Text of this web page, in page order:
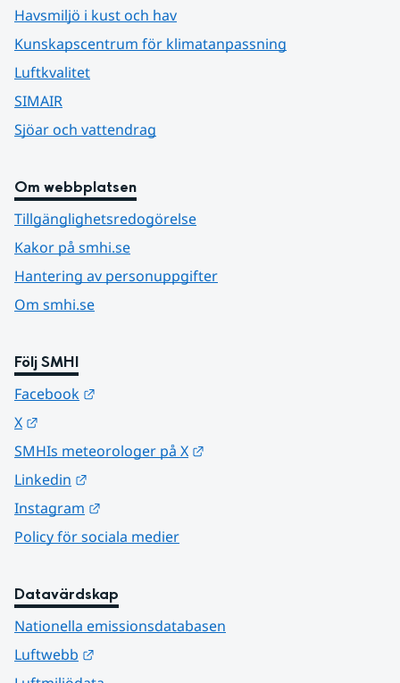
Havsmiljö i kust och hav
Kunskapscentrum för klimatanpassning
Luftkvalitet
SIMAIR
Sjöar och vattendrag
Om webbplatsen
Tillgänglighetsredogörelse
Kakor på smhi.se
Hantering av personuppgifter
Om smhi.se
Följ SMHI
Facebook
X
SMHIs meteorologer på X
Linkedin
Instagram
Policy för sociala medier
Datavärdskap
Nationella emissionsdatabasen
Luftwebb